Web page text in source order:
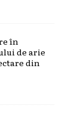
în
de arie
din